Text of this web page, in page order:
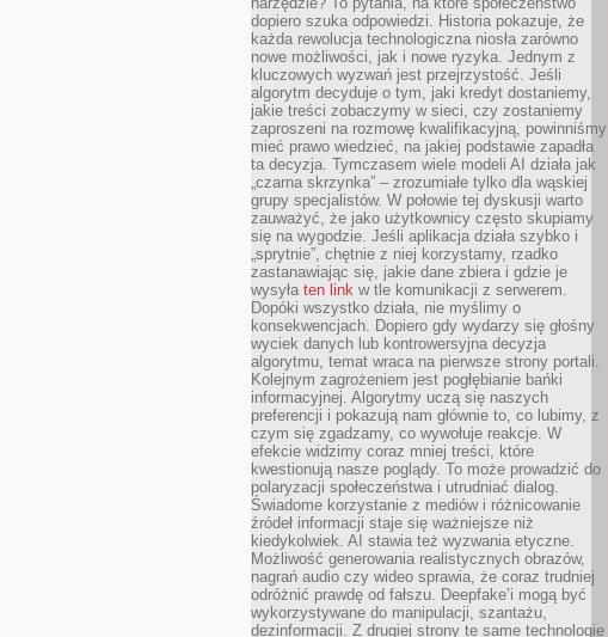
dopiero szuka odpowiedzi. Historia pokazuje, że
każda rewolucja technologiczna niosła zarówno
nowe możliwości, jak i nowe ryzyka. Jednym z
kluczowych wyzwań jest przejrzystość. Jeśli
algorytm decyduje o tym, jaki kredyt dostaniemy,
jakie treści zobaczymy w sieci, czy zostaniemy
zaproszeni na rozmowę kwalifikacyjną, powinniśmy
mieć prawo wiedzieć, na jakiej podstawie zapadła
ta decyzja. Tymczasem wiele modeli AI działa jak
„czarna skrzynka” – zrozumiałe tylko dla wąskiej
grupy specjalistów. W połowie tej dyskusji warto
zauważyć, że jako użytkownicy często skupiamy
się na wygodzie. Jeśli aplikacja działa szybko i
„sprytnie”, chętnie z niej korzystamy, rzadko
zastanawiając się, jakie dane zbiera i gdzie je
wysyła ten link w tle komunikacji z serwerem.
Dopóki wszystko działa, nie myślimy o
konsekwencjach. Dopiero gdy wydarzy się głośny
wyciek danych lub kontrowersyjna decyzja
algorytmu, temat wraca na pierwsze strony portali.
Kolejnym zagrożeniem jest pogłębianie bańki
informacyjnej. Algorytmy uczą się naszych
preferencji i pokazują nam głównie to, co lubimy, z
czym się zgadzamy, co wywołuje reakcje. W
efekcie widzimy coraz mniej treści, które
kwestionują nasze poglądy. To może prowadzić do
polaryzacji społeczeństwa i utrudniać dialog.
Świadome korzystanie z mediów i różnicowanie
źródeł informacji staje się ważniejsze niż
kiedykolwiek. AI stawia też wyzwania etyczne.
Możliwość generowania realistycznych obrazów,
nagrań audio czy wideo sprawia, że coraz trudniej
odróżnić prawdę od fałszu. Deepfake’i mogą być
wykorzystywane do manipulacji, szantażu,
dezinformacji. Z drugiej strony te same technologie